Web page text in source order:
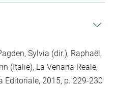
Sylvia (dir.), Raphaël,
(Italie), La Venaria Reale,
Editoriale, 2015, p. 229-230